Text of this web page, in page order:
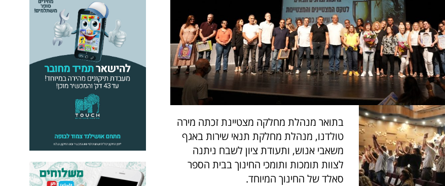
בתואר מנהלת מחלקה מצטיינת זכתה מירה
טולדנו, מנהלת מחלקת תנאי שירות באגף
משאבי אנוש, ותעודת ציון לשבח ניתנה
לצוות תומכות ותומכי החינוך בבית הספר
סאלד של החינוך המיוחד.